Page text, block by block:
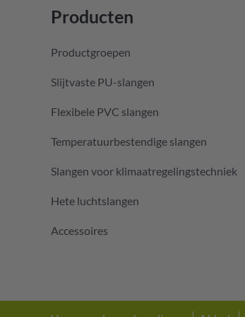
Producten
Productgroepen
Slijtvaste PU-slangen
Flexibele PVC slangen
Temperatuurbestendige slangen
Slangen voor klimaatregelingstechniek
Hete luchtslangen
Accessoires